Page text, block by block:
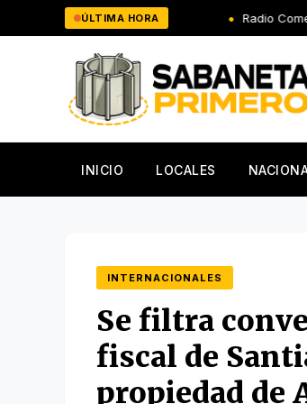
al
ÚLTIMA HORA
de Colombia Radio Comercial y
INICIO LOCALES
INTERNACIONALES
Se filtra
fiscal de
propiedad de